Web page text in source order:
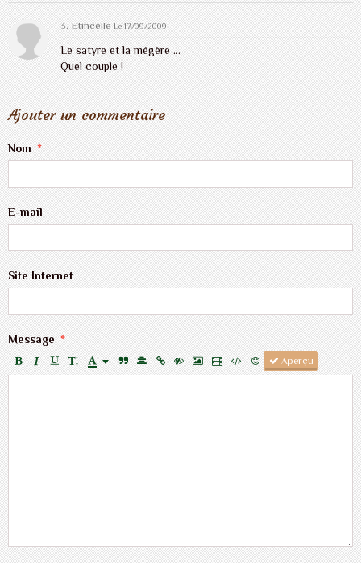
3. EtincelleLe 17/09/2009
Le satyre et la mégère ...
Quel couple !
Ajouter un commentaire
Nom
E-mail
Site Internet
Message
Aperçu